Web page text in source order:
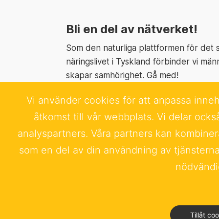
Bli en del av nätverket!
Som den naturliga plattformen för det
näringslivet i Tyskland förbinder vi
skapar samhörighet. Gå med!
Läs mer
Vi använder cookies för att anpassa
åtkomst till vår webbplats. Vi delar
analyspartners. Våra partners kan
som en del av din användning av
Tillåt